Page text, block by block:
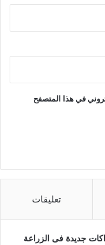
في هذا المتصفح
تعليقات
جديدة فى الزراعة